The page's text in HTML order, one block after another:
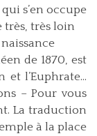
s’en occupe
très, très loin
naissance
de 1870, est
et l’Euphrate…
– Pour vous
La traduction
à la place